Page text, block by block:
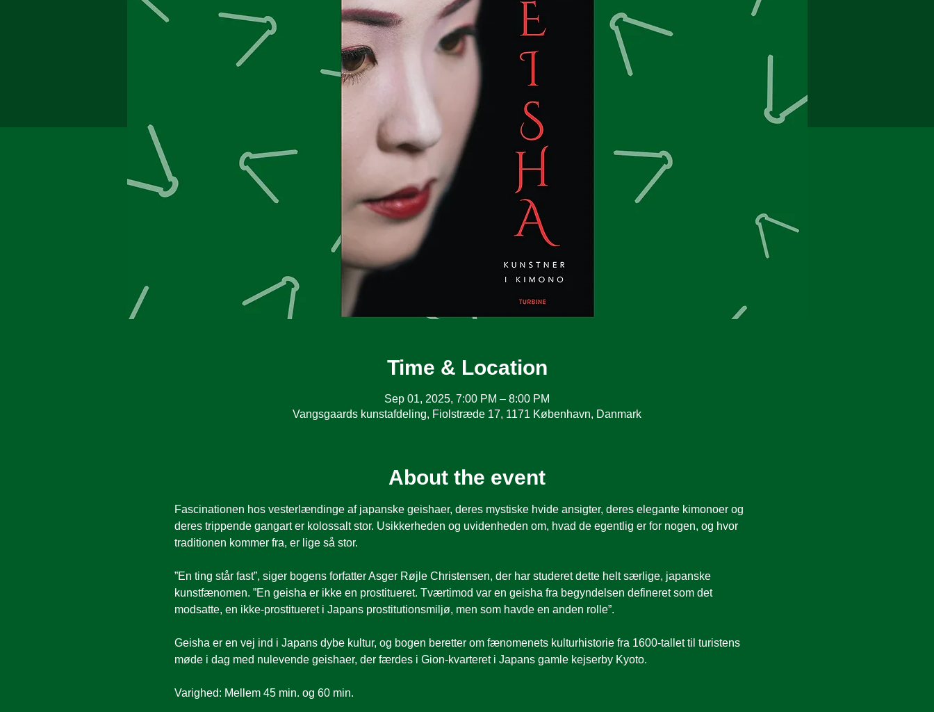
Time & Location
Sep 01, 2025, 7:00 PM – 8:00 PM
Vangsgaards kunstafdeling, Fiolstræde 17, 1171 København, Danmark
About the event
Fascinationen hos vesterlændinge af japanske geishaer, deres mystiske hvide ansigter, deres elegante kimonoer og
deres trippende gangart er kolossalt stor. Usikkerheden og uvidenheden om, hvad de egentlig er for nogen, og hvor
traditionen kommer fra, er lige så stor.
”En ting står fast”, siger bogens forfatter Asger Røjle Christensen, der har studeret dette helt særlige, japanske
kunstfænomen. ”En geisha er ikke en prostitueret. Tværtimod var en geisha fra begyndelsen defineret som det
modsatte, en ikke-prostitueret i Japans prostitutionsmiljø, men som havde en anden rolle”.
Geisha er en vej ind i Japans dybe kultur, og bogen beretter om fænomenets kulturhistorie fra 1600-tallet til turistens
møde i dag med nulevende geishaer, der færdes i Gion-kvarteret i Japans gamle kejserby Kyoto.
Varighed: Mellem 45 min. og 60 min.